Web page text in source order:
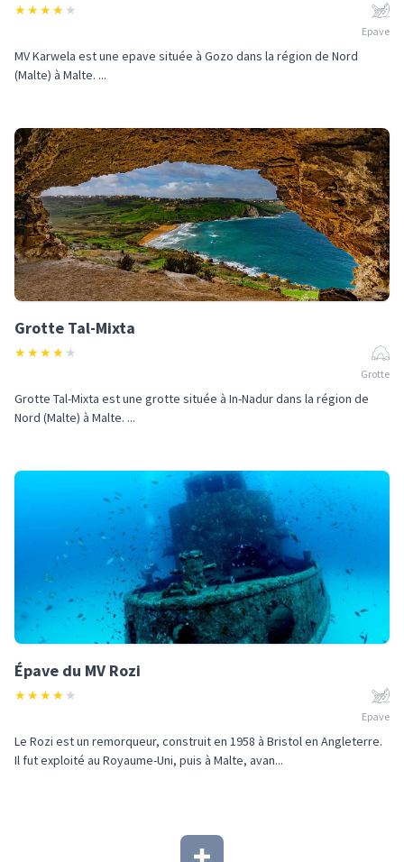
★★★★ ★
Epave
MV Karwela est une epave située à Gozo dans la région de Nord
(Malte) à Malte. ...
Grotte Tal-Mixta
★★★★ ★
Grotte
Grotte Tal-Mixta est une grotte située à In-Nadur dans la région de
Nord (Malte) à Malte. ...
Épave du MV Rozi
★★★★ ★
Epave
Le Rozi est un remorqueur, construit en 1958 à Bristol en Angleterre.
Il fut exploité au Royaume-Uni, puis à Malte, avan...